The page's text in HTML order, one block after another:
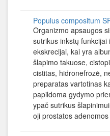
Populus compositum
Organizmo apsaugos
sutrikus inkstų funkcijai
ekskrecijai, kai yra
šlapimo takuose,
cistitas, hidronefrozė,
preparatas vartotinas
papildoma gydymo
ypač sutrikus
oji prostatos